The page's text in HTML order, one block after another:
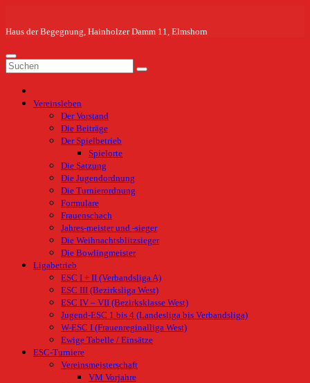
springen
Haus der Begegnung, Hainholzer Damm 11, Elmshorn
Vereinsleben
Der Vorstand
Die Beiträge
Der Spielbetrieb
Spielorte
Die Satzung
Die Jugendordnung
Die Turnierordnung
Formulare
Frauenschach
Jahres-meister und -sieger
Die Weihnachtsblitzsieger
Die Bowlingmeister
Ligabetrieb
ESC I + II (Verbandsliga A)
ESC III (Bezirksliga West)
ESC IV – VII (Bezirksklasse West)
Jugend-ESC 1 bis 4 (Landesliga bis Verbandsliga)
W-ESC I (Frauenreginalliga West)
Ewige Tabelle / Einsätze
ESC-Turniere
Vereinsmeisterschaft
VM Vorjahre